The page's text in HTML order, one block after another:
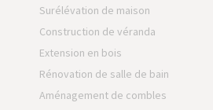
Surélévation de maison
Construction de véranda
Extension en bois
Rénovation de salle de bain
Aménagement de combles